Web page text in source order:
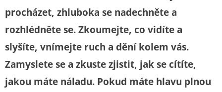
procházet, zhluboka se nadechněte a
rozhlédněte se. Zkoumejte, co vidíte a
slyšíte, vnímejte ruch a dění kolem vás.
Zamyslete se a zkuste zjistit, jak se cítíte,
jakou máte náladu. Pokud máte hlavu plnou